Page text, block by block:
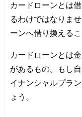
カードローンとは
るわけではなりま
ーンへ借り換えるこ
カードローンとは
があるもの。もし
イナンシャルプラ
ょう。